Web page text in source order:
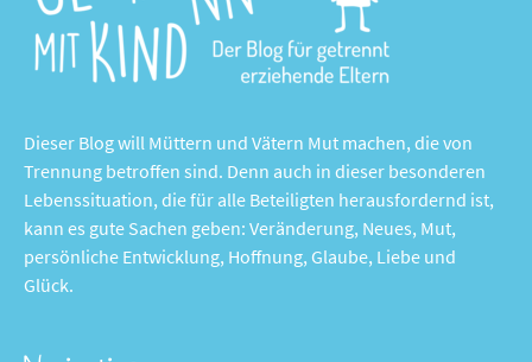
Dieser Blog will Müttern und Vätern Mut machen, die von
Trennung betroffen sind. Denn auch in dieser besonderen
Lebenssituation, die für alle Beteiligten herausfordernd ist,
kann es gute Sachen geben: Veränderung, Neues, Mut,
persönliche Entwicklung, Hoffnung, Glaube, Liebe und
Glück.